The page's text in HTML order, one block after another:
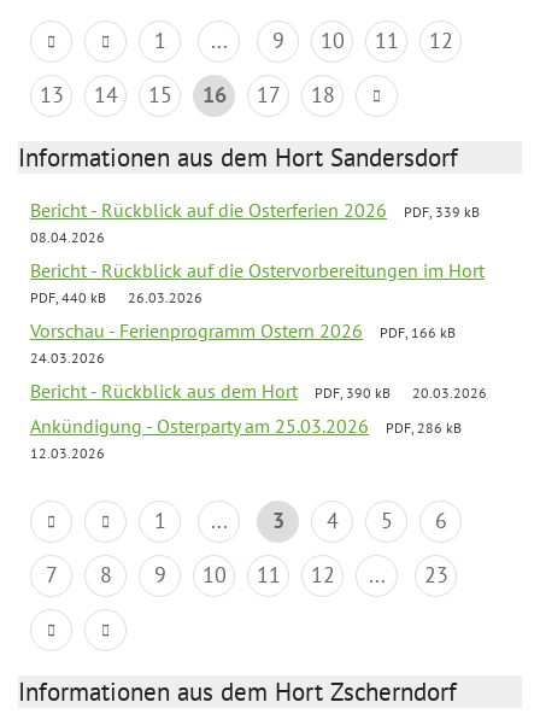
1 ... 9 10 11
12
13
14 15 16 17 18
Informationen aus dem Hort Sandersdorf
Bericht - Rückblick auf die Osterferien 2026
PDF, 339 kB
08.04.2026
Bericht - Rückblick auf die Ostervorbereitungen im Hort
PDF, 440 kB 26.03.2026
Vorschau - Ferienprogramm Ostern 2026
PDF, 166 kB
24.03.2026
Bericht - Rückblick aus dem Hort PDF, 390 kB 20.03.2026
Ankündigung - Osterparty am 25.03.2026
PDF, 286 kB
12.03.2026
1 ... 3 4 5
6
7
8 9 10 11 12 ... 23
Informationen aus dem Hort Zscherndorf